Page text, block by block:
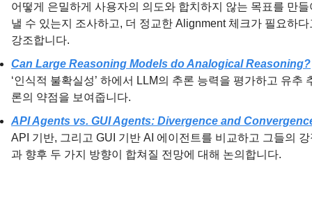
어떻게 은밀하게 사용자의 의도와 합치하지 않는 목표를 만들
낼 수 있는지 조사하고, 더 정교한 Alignment 체크가 필요하다
강조합니다.
Can Large Reasoning Models do Analogical Reasoning?
‘인식적 불확실성’ 하에서 LLM의 추론 능력을 평가하고 유추
론의 약점을 보여줍니다.
API Agents vs. GUI Agents: Divergence and
API 기반, 그리고 GUI 기반 AI 에이전트를 비교하고 그들의 강
과 향후 두 가지 방향이 합쳐질 전망에 대해 논의합니다.